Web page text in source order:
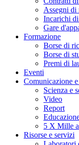
Assegni di
Incarichi
Gare
Formazione
Borse di
Borse di
Premi di
Eventi
Comunicazione e
Scienza e
Video
Report
5 X Mille
Risorse e servizi